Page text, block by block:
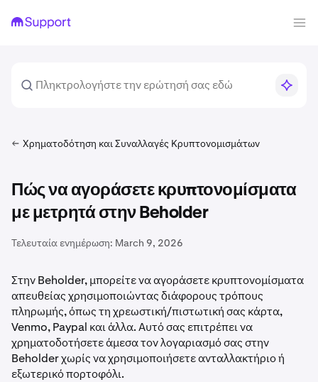
Χρηματοδότηση και Συναλλαγές Κρυπτονομισμάτων
Πώς να αγοράσετε κρυπτονομίσματα
με μετρητά στην Beholder
Τελευταία ενημέρωση: March 9, 2026
Στην Beholder, μπορείτε να αγοράσετε κρυπτονομίσματα
απευθείας χρησιμοποιώντας διάφορους τρόπους
πληρωμής, όπως τη χρεωστική/πιστωτική σας κάρτα,
Venmo, Paypal και άλλα. Αυτό σας επιτρέπει να
χρηματοδοτήσετε άμεσα τον λογαριασμό σας στην
Beholder χωρίς να χρησιμοποιήσετε ανταλλακτήριο ή
εξωτερικό πορτοφόλι.